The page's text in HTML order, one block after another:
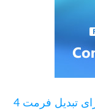
4 جدیدترین مبدل آنلاین و آفلاین برای تبدیل فرمت F4V